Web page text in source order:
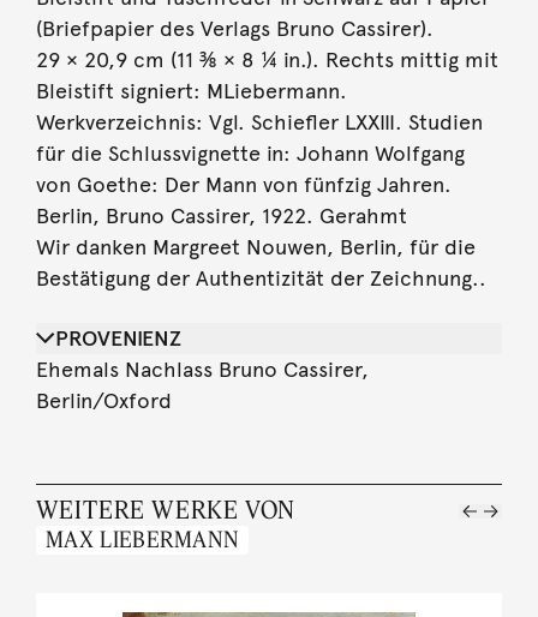
(Briefpapier des Verlags Bruno Cassirer).
29 × 20,9 cm (11 ⅜ × 8 ¼ in.). Rechts mittig mit
Bleistift signiert: MLiebermann.
Werkverzeichnis: Vgl. Schiefler LXXIII. Studien
für die Schlussvignette in: Johann Wolfgang
von Goethe: Der Mann von fünfzig Jahren.
Berlin, Bruno Cassirer, 1922. Gerahmt
Wir danken Margreet Nouwen, Berlin, für die
Bestätigung der Authentizität der Zeichnung..
PROVENIENZ
Ehemals Nachlass Bruno Cassirer,
Berlin/Oxford
WEITERE WERKE VON
MAX LIEBERMANN